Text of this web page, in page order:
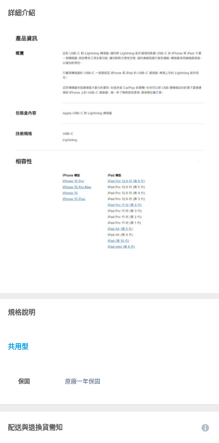
詳細介紹
規格說明
共用型
保固 原廠一年保固
配送與退換貨需知